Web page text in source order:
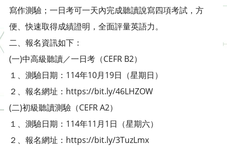
寫作測驗；一日考可一天內完成聽讀說寫四項考試，方
便、快速取得成績證明，全面評量英語力。
二、報名資訊如下：
(一)中高級聽讀／一日考（CEFR B2）
１、測驗日期：114年10月19日（星期日）
２、報名網址：https://bit.ly/46LHZOW
(二)初級聽讀測驗（CEFR A2）
１、測驗日期：114年11月1日（星期六）
２、報名網址：https://bit.ly/3TuzLmx